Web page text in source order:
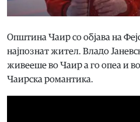
Општина Чаир со објава на
најпознат жител. Владо
живееше во Чаир а го опеа и во
Чаирска романтика.